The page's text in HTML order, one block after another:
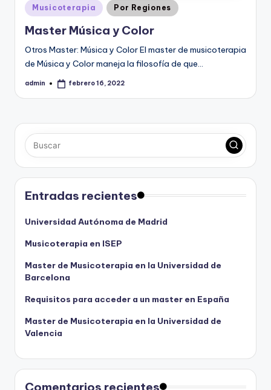
Publicado
en
Musicoterapia Por Regiones
Master Música y Color
Otros Master: Música y Color El master de musicoterapia
de Música y Color maneja la filosofía de que…
Publicado
admin febrero 16, 2022
Entradas recientes
Universidad Autónoma de Madrid
Musicoterapia en ISEP
Master de Musicoterapia en la Universidad de
Barcelona
Requisitos para acceder a un master en España
Master de Musicoterapia en la Universidad de
Valencia
Comentarios recientes